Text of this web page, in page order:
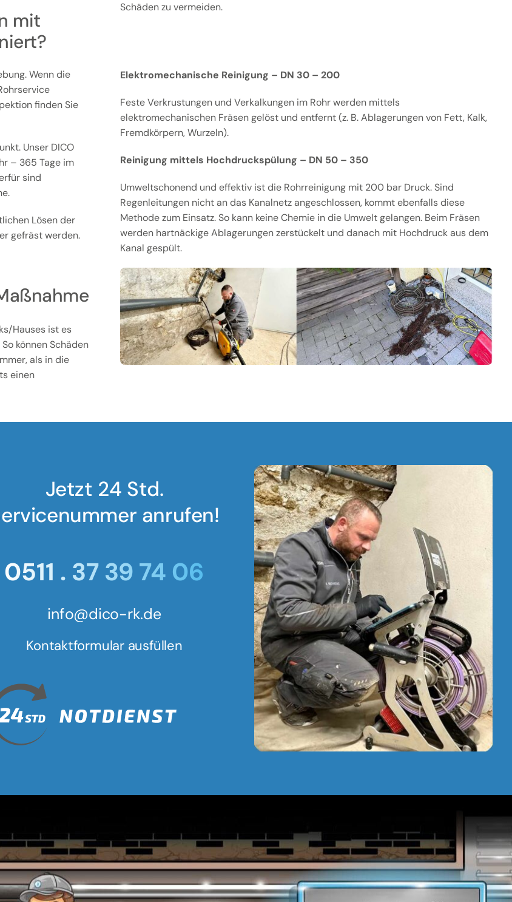
Schäden zu vermeiden.
mit
Wenn die
finden Sie
Unser DICO
– 365 Tage im
sind
Lösen der
gefräst werden.
Hauses ist es
können Schäden
als in die
einen
Elektromechanische Reinigung – DN 30 – 200
Feste Verkrustungen und Verkalkungen im Rohr werden mittels
elektromechanischen Fräsen gelöst und entfernt (z. B. Ablagerungen von Fett, Kalk,
Fremdkörpern, Wurzeln).
Reinigung mittels Hochdruckspülung – DN 50 – 350
Umweltschonend und effektiv ist die Rohrreinigung mit 200 bar Druck. Sind
Regenleitungen nicht an das Kanalnetz angeschlossen, kommt ebenfalls diese
Methode zum Einsatz. So kann keine Chemie in die Umwelt gelangen. Beim Fräsen
werden hartnäckige Ablagerungen zerstückelt und danach mit Hochdruck aus dem
Kanal gespült.
Jetzt 24 Std.
anrufen!
0511 . 37 39 74 06
info@dico-rk.de
Kontaktformular ausfüllen